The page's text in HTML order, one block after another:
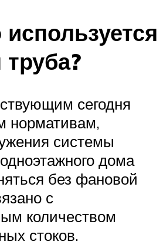
сегодня
нормативам,
системы
дома
без фановой
с
количеством
стоков.